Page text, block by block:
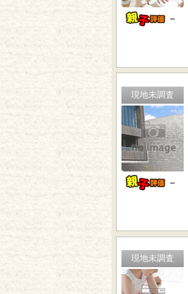
－
現地未調査
－
現地未調査